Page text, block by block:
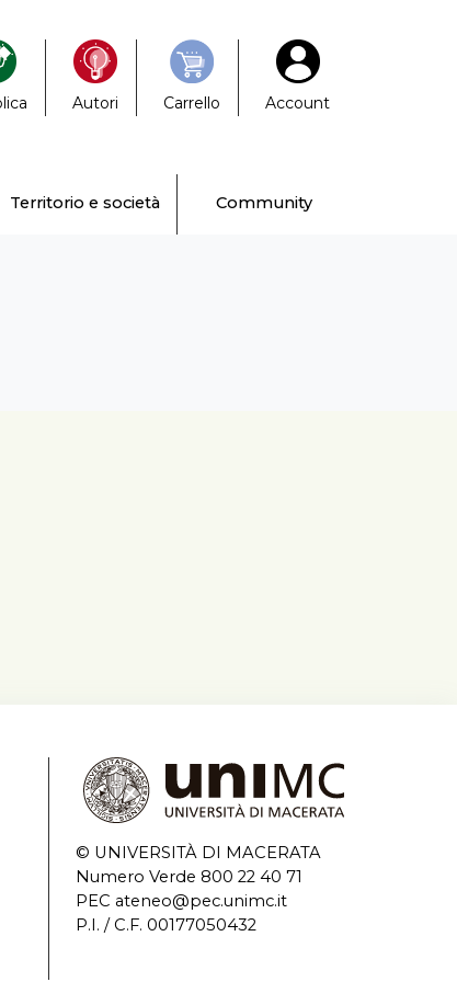
Autori Carrello Account
Territorio e società Community
© UNIVERSITÀ DI MACERATA
Numero Verde 800 22 40 71
PEC ateneo@pec.unimc.it
P.I. / C.F. 00177050432